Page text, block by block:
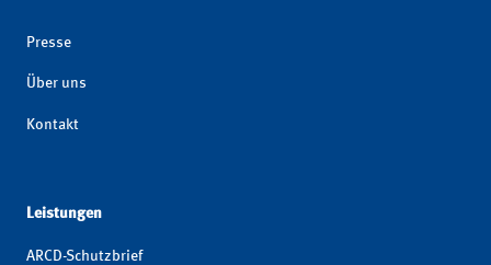
Presse
Über uns
Kontakt
Leistungen
ARCD-Schutzbrief